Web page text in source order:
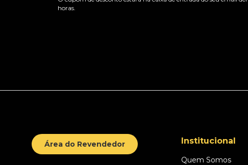
horas.
Área do Revendedor Institucional
Quem Somos